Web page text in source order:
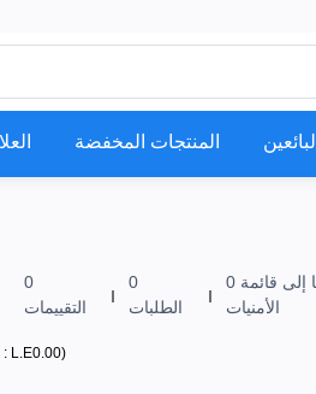
المنتجات المخفضة البائعين
0
التقييمات
0
الطلبات
0 تمت إضافتها إلى قائمة
الأمنيات
ضريبة : L.E0.00)